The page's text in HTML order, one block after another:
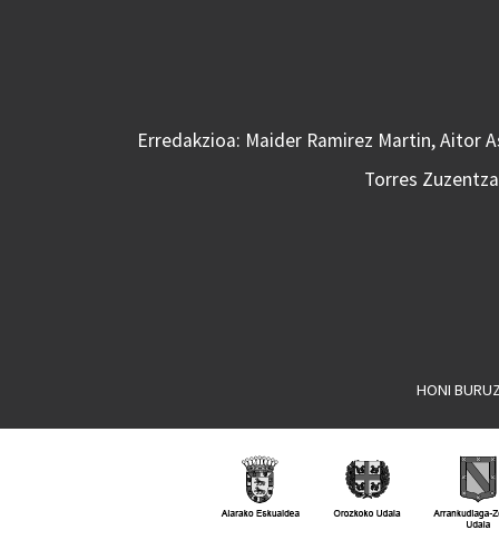
Erredakzioa: Maider Ramirez Martin, Aitor
Torres
HONI BURUZ